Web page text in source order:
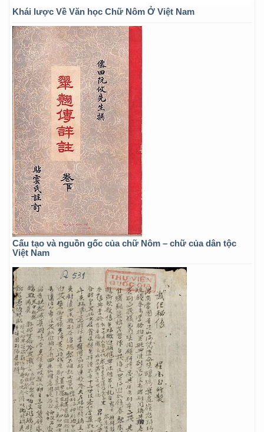
Khái lược Về Văn học Chữ Nôm Ở Việt Nam
Cấu tạo và nguồn gốc của chữ Nôm – chữ của dân tộc
Việt Nam